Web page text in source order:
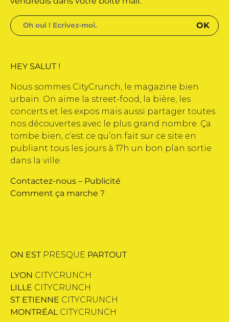
HEY SALUT !
Nous sommes CityCrunch, le magazine bien
urbain. On aime la street-food, la bière, les
concerts et les expos mais aussi partager toutes
nos découvertes avec le plus grand nombre. Ça
tombe bien, c’est ce qu’on fait sur ce site en
publiant tous les jours à 17h un bon plan sortie
dans la ville.
Contactez-nous – Publicité
Comment ça marche ?
ON EST PRESQUE PARTOUT
LYON CITYCRUNCH
LILLE CITYCRUNCH
ST ETIENNE CITYCRUNCH
MONTRÉALCITYCRUNCH